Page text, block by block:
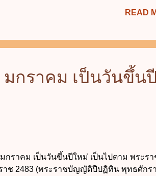
READ
กราคม เป็นวันขึ้นปี
ราคม เป็นวันขึ้นปีใหม่ เป็นไปตาม พระรา
ช 2483 (พระราชบัญญัติปีปฏิทิน พุทธศักร